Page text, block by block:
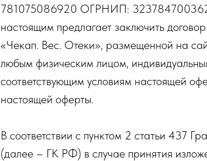
781075086920 ОГРНИП:
настоящим предлагает заключить
«Чекап. Вес. Отеки», размещенной на
любым физическим лицом,
соответствующим условиям настоящей
настоящей оферты.
В соответствии с пунктом 2 статьи 437
(далее – ГК РФ) в случае принятия